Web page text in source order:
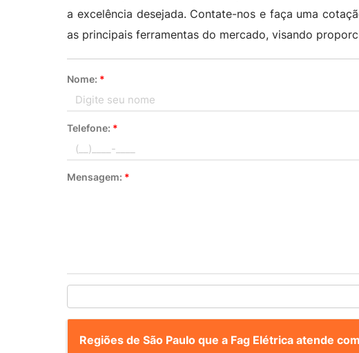
a excelência desejada. Contate-nos e faça uma
as principais ferramentas do mercado, visando
Nome: *
Telefone: *
Mensagem: *
Regiões de São Paulo que a Fag Elétrica atende